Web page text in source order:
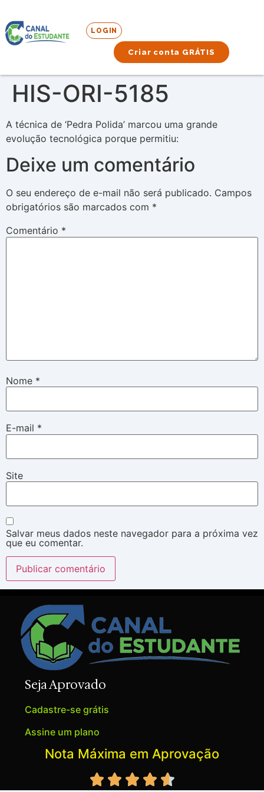
LOGIN
Criar conta GRÁTIS
HIS-ORI-5185
A técnica de ‘Pedra Polida’ marcou uma grande
evolução tecnológica porque permitiu:
Deixe um comentário
O seu endereço de e-mail não será publicado. Campos
obrigatórios são marcados com *
Comentário *
Nome *
E-mail *
Site
Salvar meus dados neste navegador para a próxima vez
que eu comentar.
Seja Aprovado
Cadastre-se grátis
Assine um plano
Nota Máxima em Aprovação